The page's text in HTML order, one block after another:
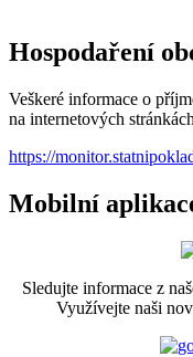
Hospodaření
Veškeré informace o
na internetových
https://
Mobilní
Sledujte informace z
Využívejte naši